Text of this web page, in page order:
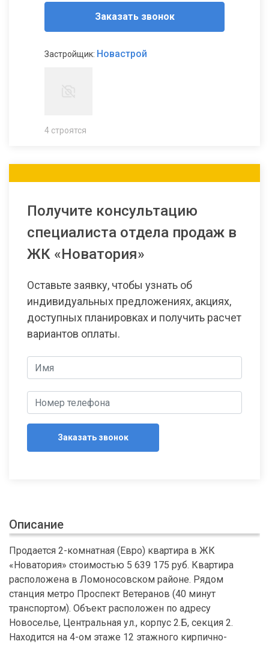
Заказать звонок
Застройщик: Новастрой
4 строятся
Получите консультацию
специалиста отдела продаж в
ЖК «Новатория»
Оставьте заявку, чтобы узнать об
индивидуальных предложениях, акциях,
доступных планировках и получить расчет
вариантов оплаты.
Заказать звонок
Описание
Продается 2-комнатная (Евро) квартира в ЖК
«Новатория» стоимостью 5 639 175 руб. Квартира
расположена в Ломоносовском районе. Рядом
станция метро Проспект Ветеранов (40 минут
транспортом). Объект расположен по адресу
Новоселье, Центральная ул., корпус 2.Б, секция 2.
Находится на 4-ом этаже 12 этажного кирпично-